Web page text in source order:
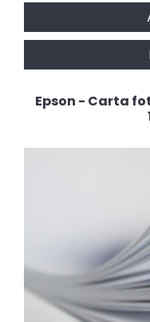
Epson - Carta